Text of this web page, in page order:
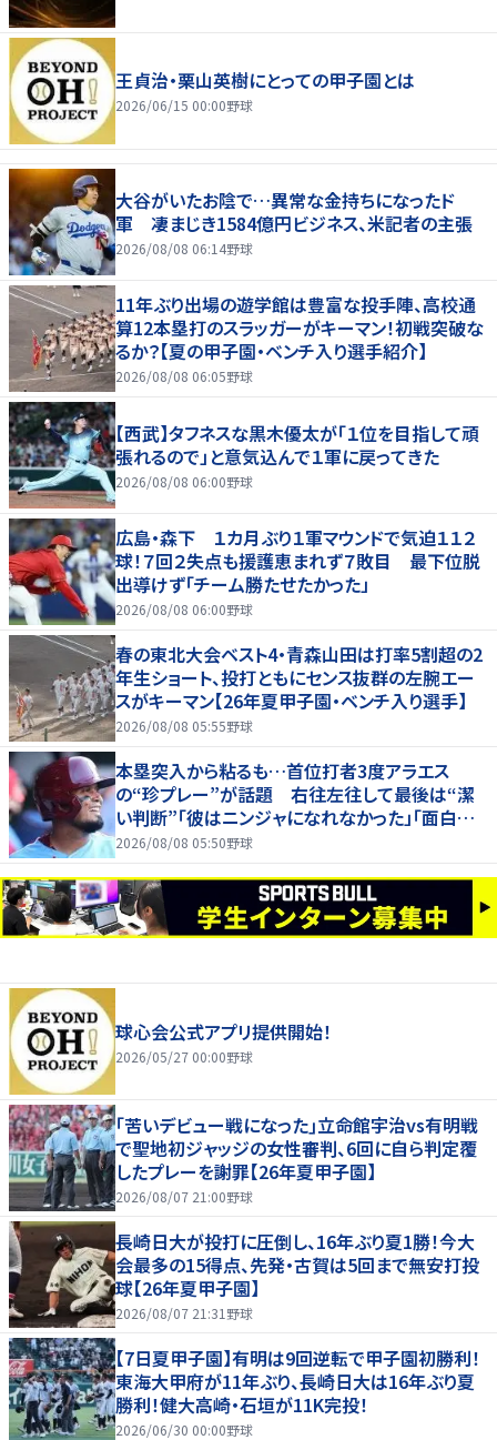
王貞治・栗山英樹にとっての甲子園とは
2026/06/15 00:00野球
大谷がいたお陰で…異常な金持ちになったド
軍 凄まじき1584億円ビジネス、米記者の主張
2026/08/08 06:14野球
11年ぶり出場の遊学館は豊富な投手陣、高校通
算12本塁打のスラッガーがキーマン！初戦突破な
るか？【夏の甲子園・ベンチ入り選手紹介】
2026/08/08 06:05野球
【西武】タフネスな黒木優太が「１位を目指して頑
張れるので」と意気込んで１軍に戻ってきた
2026/08/08 06:00野球
広島・森下 １カ月ぶり１軍マウンドで気迫１１２
球！７回２失点も援護恵まれず７敗目 最下位脱
出導けず「チーム勝たせたかった」
2026/08/08 06:00野球
春の東北大会ベスト4・青森山田は打率5割超の2
年生ショート、投打ともにセンス抜群の左腕エー
スがキーマン【26年夏甲子園・ベンチ入り選手】
2026/08/08 05:55野球
本塁突入から粘るも…首位打者3度アラエス
の“珍プレー”が話題 右往左往して最後は“潔
い判断”「彼はニンジャになれなかった」「面白すぎ
る」
2026/08/08 05:50野球
球心会公式アプリ提供開始！
2026/05/27 00:00野球
｢苦いデビュー戦になった｣立命館宇治vs有明戦
で聖地初ジャッジの女性審判、6回に自ら判定覆
したプレーを謝罪【26年夏甲子園】
2026/08/07 21:00野球
長崎日大が投打に圧倒し、16年ぶり夏1勝！今大
会最多の15得点、先発・古賀は5回まで無安打投
球【26年夏甲子園】
2026/08/07 21:31 野球
【7日夏甲子園】有明は9回逆転で甲子園初勝利！
東海大甲府が11年ぶり、長崎日大は16年ぶり夏
勝利！健大高崎・石垣が11K完投！
2026/06/30 00:00野球